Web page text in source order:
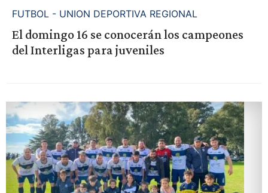
FUTBOL - UNION DEPORTIVA REGIONAL
El domingo 16 se conocerán los campeones
del Interligas para juveniles